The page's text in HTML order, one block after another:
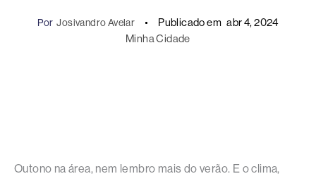
Por Josivandro Avelar Publicado em abr 4, 2024
Minha Cidade
Outono na área, nem lembro mais do verão. E o clima,